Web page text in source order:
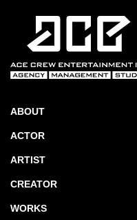
ABOUT
ACTOR
ARTIST
CREATOR
WORKS